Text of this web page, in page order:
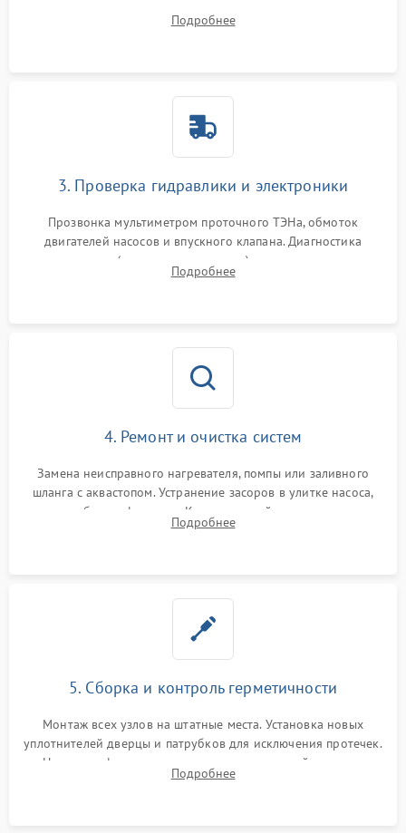
циркуляционному насосу, ТЭНу и сливной помпе.
Подробнее
3. Проверка гидравлики и электроники
Прозвонка мультиметром проточного ТЭНа, обмоток
двигателей насосов и впускного клапана. Диагностика
прессостата (датчика уровня воды), датчика мутности,
концевика дверцы и электронного модуля управления.
Подробнее
4. Ремонт и очистка систем
Замена неисправного нагревателя, помпы или заливного
шланга с аквастопом. Устранение засоров в улитке насоса,
патрубках и фильтрах. Компонентный ремонт платы
управления, восстановление поврежденной проводки.
Подробнее
5. Сборка и контроль герметичности
Монтаж всех узлов на штатные места. Установка новых
уплотнителей дверцы и патрубков для исключения протечек.
Надежная фиксация хомутов гидравлической системы,
сборка корпуса и установка датчика поплавка.
Подробнее